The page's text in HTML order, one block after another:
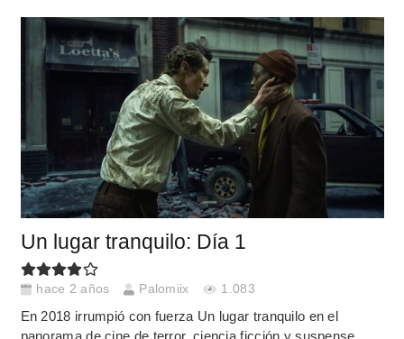
Un lugar tranquilo: Día 1
hace 2 años Palomiix 1.083
En 2018 irrumpió con fuerza Un lugar tranquilo en el
panorama de cine de terror, ciencia ficción y suspense,